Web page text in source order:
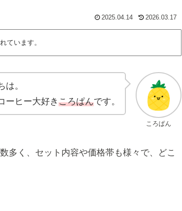
2025.04.14 2026.03.17
ています。
ころぱん
は。
ーヒー大好き ころぱんです。
多く、セット内容や価格帯も様々で、どこ